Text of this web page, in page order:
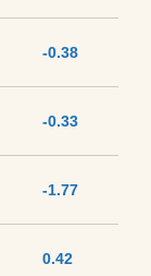
-0.38
-0.33
-1.77
0.42